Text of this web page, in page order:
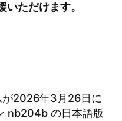
ただけます。
2026年3月26日に
nb204b の日本語版